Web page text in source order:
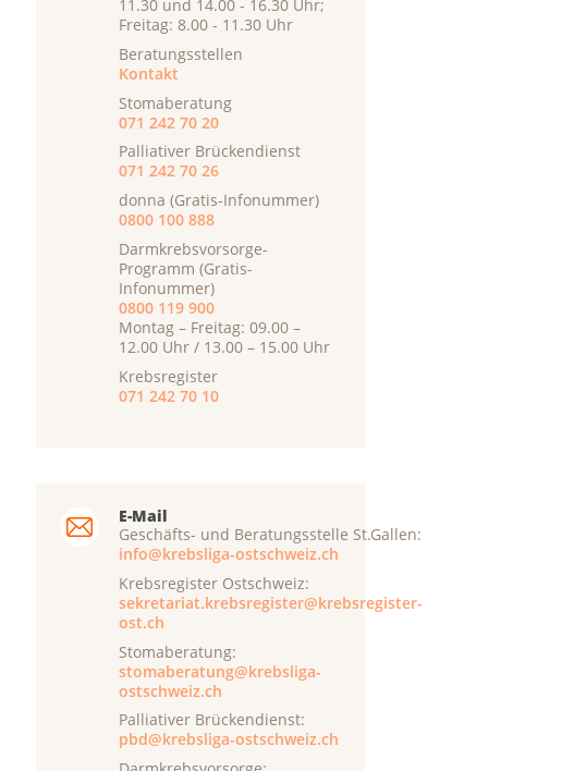
11.30 und 14.00 - 16.30 Uhr;
Freitag: 8.00 - 11.30 Uhr
Beratungsstellen
Kontakt
Stomaberatung
071 242 70 20
Palliativer Brückendienst
071 242 70 26
donna (Gratis-Infonummer)
0800 100 888
Darmkrebsvorsorge-
Programm (Gratis-
Infonummer)
0800 119 900
Montag – Freitag: 09.00 –
12.00 Uhr / 13.00 – 15.00 Uhr
Krebsregister
071 242 70 10
E-Mail
Geschäfts- und Beratungsstelle St.Gallen:
info@krebsliga-ostschweiz.ch
Krebsregister Ostschweiz:
sekretariat.krebsregister@krebsregister-
ost.ch
Stomaberatung:
stomaberatung@krebsliga-
ostschweiz.ch
Palliativer Brückendienst:
pbd@krebsliga-ostschweiz.ch